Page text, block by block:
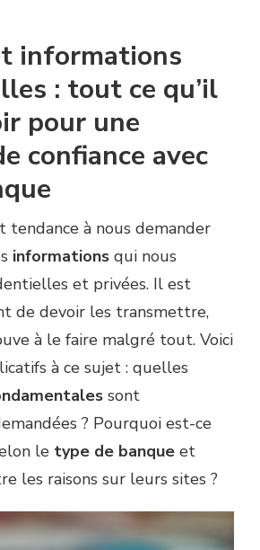
informations
: tout ce qu’il
pour une
confiance avec
tendance à nous demander
informations qui nous
et privées. Il est
de devoir les transmettre,
à le faire malgré tout. Voici
à ce sujet : quelles
sont
? Pourquoi est-ce
le type de banque et
les raisons sur leurs sites ?